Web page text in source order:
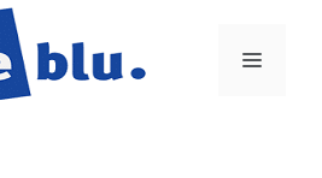
Menu